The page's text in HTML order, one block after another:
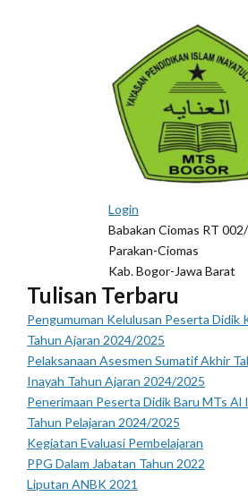
Login
Babakan Ciomas RT
Parakan-Ciomas
Kab. Bogor-Jawa Barat
Tulisan Terbaru
Pengumuman Kelulusan Peserta Didik
Tahun Ajaran 2024/2025
Pelaksanaan Asesmen Sumatif Akhir
Inayah Tahun Ajaran 2024/2025
Penerimaan Peserta Didik Baru MTs Al
Tahun Pelajaran 2024/2025
Kegiatan Evaluasi Pembelajaran
PPG Dalam Jabatan Tahun 2022
Liputan ANBK 2021